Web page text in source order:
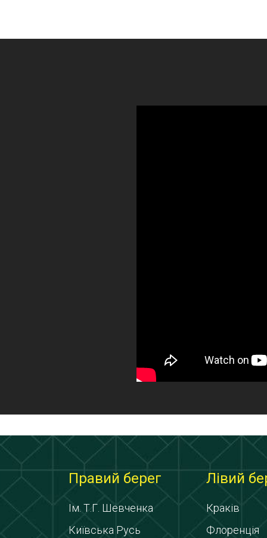
Правий берег
Ім. Т.Г. Шевченка
Київська Русь
Лівий
Краків
Флоренція